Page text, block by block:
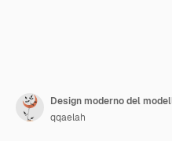
qqaelah